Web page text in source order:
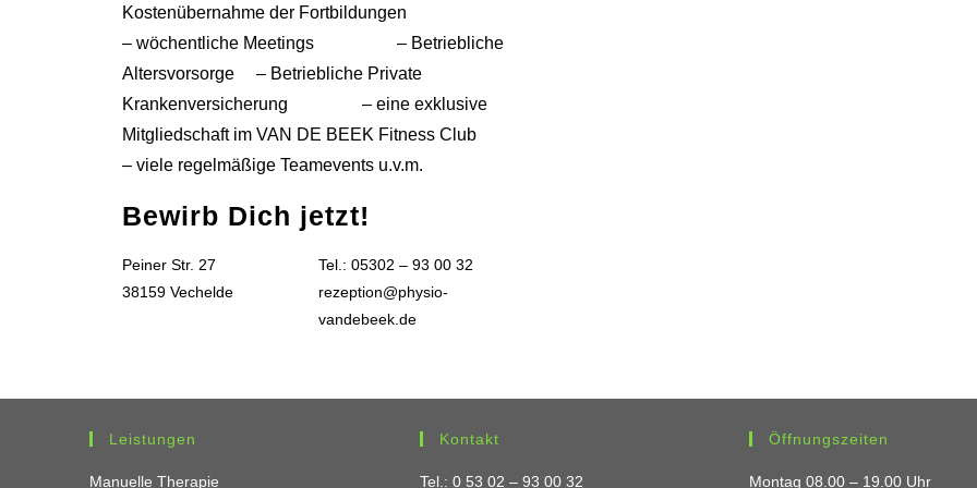
Kostenübernahme der Fortbildungen
– wöchentliche Meetings – Betriebliche
Altersvorsorge – Betriebliche Private
Krankenversicherung – eine exklusive
Mitgliedschaft im VAN DE BEEK Fitness Club
– viele regelmäßige Teamevents u.v.m.
Bewirb Dich jetzt!
Peiner Str. 27
38159 Vechelde
Tel.: 05302 – 93 00 32
rezeption@physio-
vandebeek.de
Leistungen
Manuelle Therapie
Kontakt
Tel.: 0 53 02 – 93 00 32
Öffnungszeiten
Montag 08.00 – 19.00 Uhr